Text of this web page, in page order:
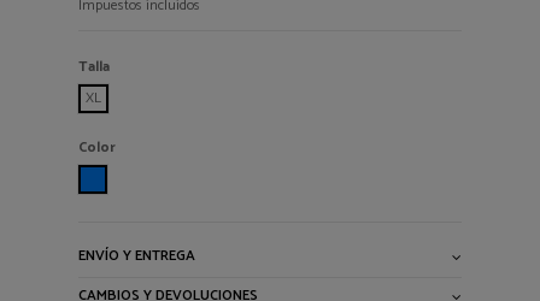
Impuestos incluidos
Talla
XL
Color
ENVÍO Y ENTREGA
CAMBIOS Y DEVOLUCIONES